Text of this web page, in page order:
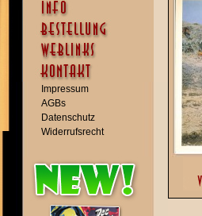
Impressum
AGBs
Datenschutz
Widerrufsrecht